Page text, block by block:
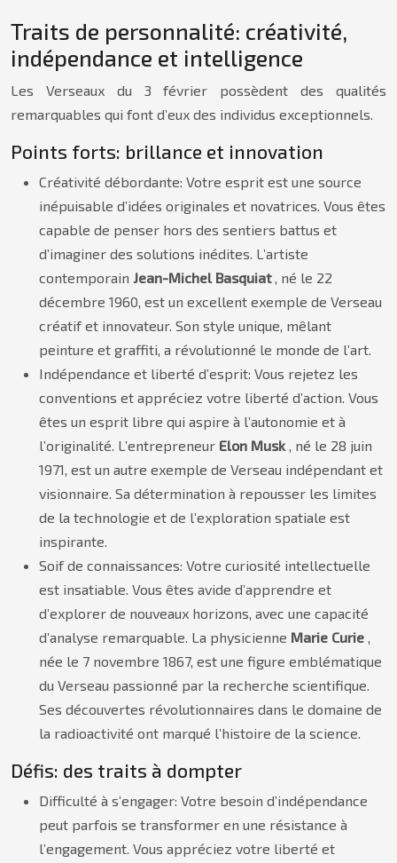
Traits de personnalité: créativité,
indépendance et intelligence
Les Verseaux du 3 février possèdent des qualités
remarquables qui font d’eux des individus exceptionnels.
Points forts: brillance et innovation
Créativité débordante: Votre esprit est une source
inépuisable d’idées originales et novatrices. Vous êtes
capable de penser hors des sentiers battus et
d’imaginer des solutions inédites. L’artiste
contemporain Jean-Michel Basquiat, né le 22
décembre 1960, est un excellent exemple de Verseau
créatif et innovateur. Son style unique, mêlant
peinture et graffiti, a révolutionné le monde de l’art.
Indépendance et liberté d’esprit: Vous rejetez les
conventions et appréciez votre liberté d’action. Vous
êtes un esprit libre qui aspire à l’autonomie et à
l’originalité. L’entrepreneur Elon Musk , né le 28 juin
1971, est un autre exemple de Verseau indépendant et
visionnaire. Sa détermination à repousser les limites
de la technologie et de l’exploration spatiale est
inspirante.
Soif de connaissances: Votre curiosité intellectuelle
est insatiable. Vous êtes avide d’apprendre et
d’explorer de nouveaux horizons, avec une capacité
d’analyse remarquable. La physicienne Marie Curie ,
née le 7 novembre 1867, est une figure emblématique
du Verseau passionné par la recherche scientifique.
Ses découvertes révolutionnaires dans le domaine de
la radioactivité ont marqué l’histoire de la science.
Défis: des traits à dompter
Difficulté à s’engager: Votre besoin d’indépendance
peut parfois se transformer en une résistance à
l’engagement. Vous appréciez votre liberté et